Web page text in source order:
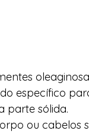
específico
parte sólida.
ou cabelos